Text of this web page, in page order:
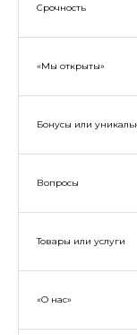
Срочность
«Мы открыты»
Бонусы или
Вопросы
Товары или услуги
«О нас»